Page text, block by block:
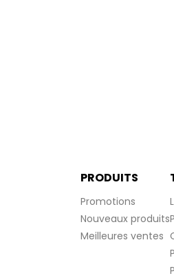
PRODUITS
Promotions
Nouveaux produits
Meilleures ventes